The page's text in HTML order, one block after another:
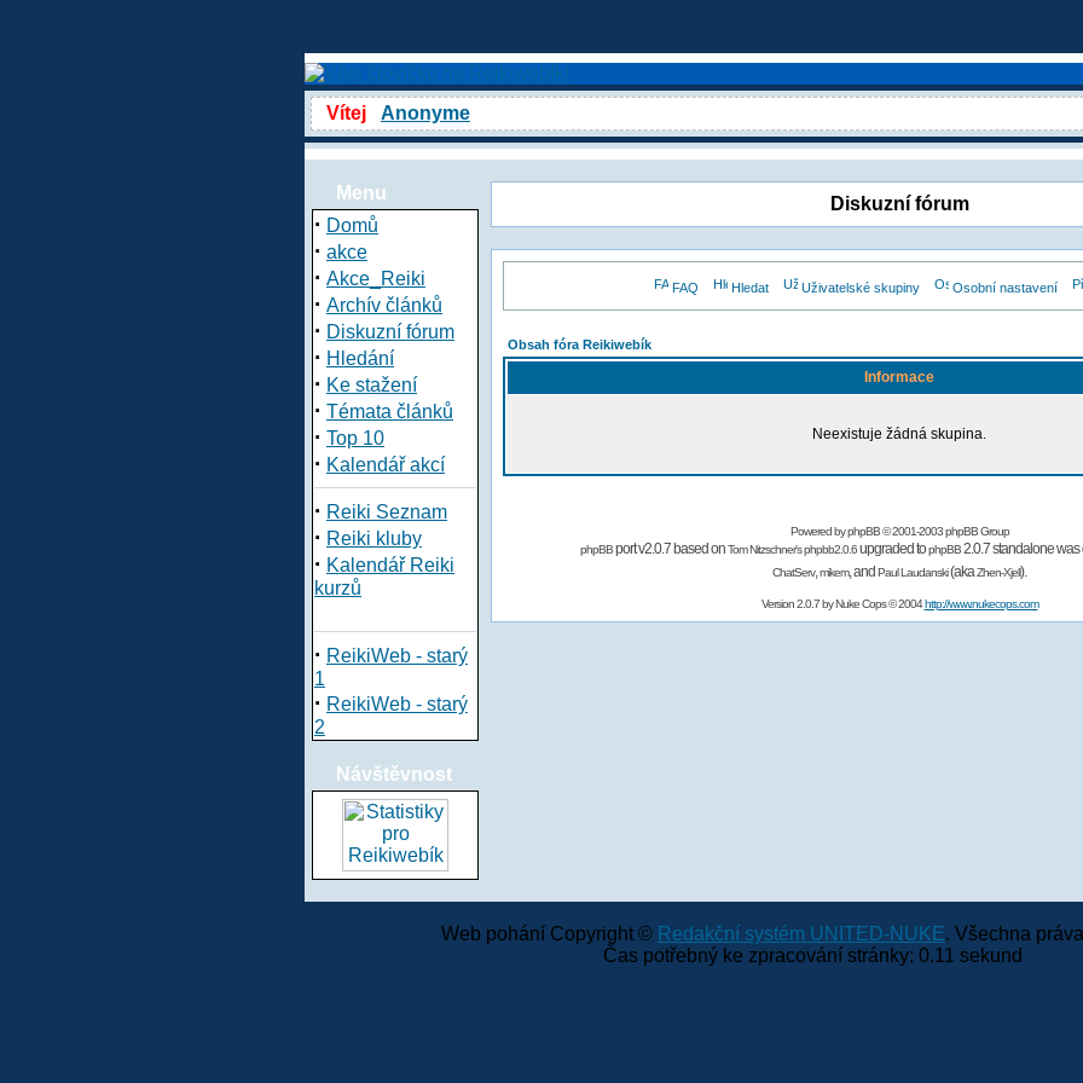
Vítej Anonyme
Menu
· Domů
· akce
· Akce_Reiki
· Archív článků
· Diskuzní fórum
· Hledání
· Ke stažení
· Témata článků
· Top 10
· Kalendář akcí
· Reiki Seznam
· Reiki kluby
· Kalendář Reiki
kurzů
· ReikiWeb - starý
1
· ReikiWeb - starý
2
Návštěvnost
Diskuzní fórum
FAQ Hledat Uživatelské skupiny Osobní nastavení
Obsah fóra Reikiwebík
Informace
Neexistuje žádná skupina.
Powered byphpBB© 2001-2003 phpBB Group
phpBBport v2.0.7 based onTom Nitzschner'sphpbb2.0.6upgraded tophpBB2.0.7 standalone
ChatServ,mikem,and Paul Laudanski(akaZhen-Xjell).
Version 2.0.7 byNuke Cops© 2004http://www.nukecops.com
Web pohání Copyright © Redakční systém UNITED-NUKE. Všechna
Čas potřebný ke zpracování stránky: 0.11 sekund